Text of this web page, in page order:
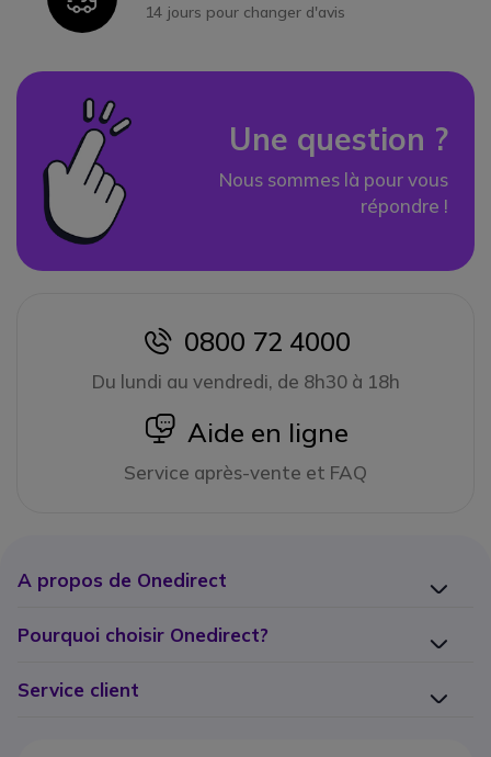
14 jours pour changer d'avis
Une question ?
Nous sommes là pour vous
répondre !
icon
0800 72 4000
Du lundi au vendredi, de 8h30 à 18h
icon
Aide en ligne
Service après-vente et FAQ
A propos de Onedirect
Pourquoi choisir Onedirect?
Service client